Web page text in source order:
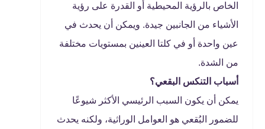
الخاص بالرؤية المحيطية أو القدرة على رؤية
الأشياء من الجانبين جيدة. ويمكن أن يحدث في
عين واحدة أو في كلتا العينين بمستويات مختلفة
من الشدة.
أسباب التنكس البقعي؟
يمكن أن يكون السبب الرئيسي الأكثر شيوعًا
للضمور البُقعي هو العوامل الوراثية، ولكنه يحدث